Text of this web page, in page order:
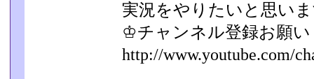
実況をやりたいと思い
♔チャンネル登録お願
http://www.youtube.com/